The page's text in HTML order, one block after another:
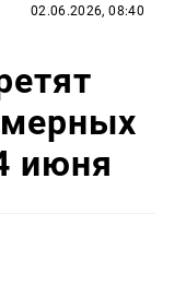
02.06.2026, 08:40
июня